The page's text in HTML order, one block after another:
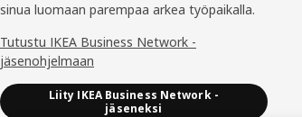
sinua luomaan parempaa arkea työpaikalla.
Tutustu IKEA Business Network -
jäsenohjelmaan
Liity IKEA Business Network -
jäseneksi